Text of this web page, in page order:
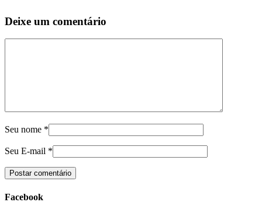
Deixe um comentário
Seu nome *
Seu E-mail *
Facebook